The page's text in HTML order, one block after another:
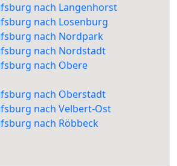
nach Langenhorst
nach Losenburg
nach Nordpark
nach Nordstadt
nach Obere
nach Oberstadt
nach Velbert-Ost
nach Röbbeck